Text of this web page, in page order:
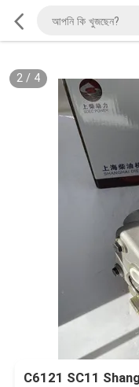
2/ 4
C6121 SC11